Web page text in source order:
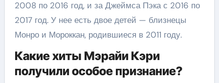
2008 по 2016 год, и за Джеймса Пэка с 2016 по
2017 год. У нее есть двое детей — близнецы
Монро и Мороккан, родившиеся в 2011 году.
Какие хиты Мэрайи Кэри
получили особое признание?